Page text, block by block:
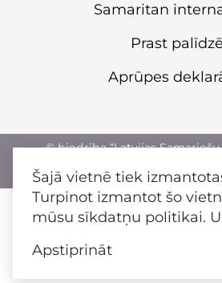
Šajā vietnē tiek
Turpinot izmantot šo
mūsu sīkdatņu politikai.
Apstiprināt
Samaritan
Prast
Aprūpes
© biedrība “Latvijas
Privātuma